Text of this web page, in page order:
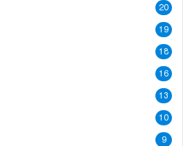
20
19
18
16
13
10
9